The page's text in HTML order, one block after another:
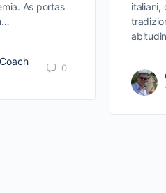
As portas
0
italiani,